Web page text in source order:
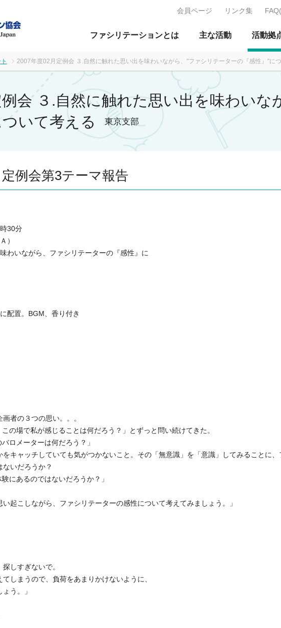
ファシリテーションとは 主な活動 活動拠
会員ページ リンク集
2007年度02月定例会 ３.自然に触れた思い出を味わいながら、"ファシリテーターの『感性』"に
会 ３.自然に触れた思い出を味わいな
いて考える
東京支部
例会第3テーマ報告
30分
）
わいながら、ファシリテーターの『感性』に
配置。BGM、香り付き
者の３つの思い。。。
の場で私が感じることは何だろう？」とずっと問い続けてきた。
ロメーターは何だろう？」
キャッチしていても気がつかないこと。その「無意識」を「意識」してみることに、
いだろうか？
にあるのではないだろうか？」
起こしながら、ファシリテーターの感性について考えてみましょう。」
しすぎないで。
てしまうので、負荷をあまりかけないように、
う。」